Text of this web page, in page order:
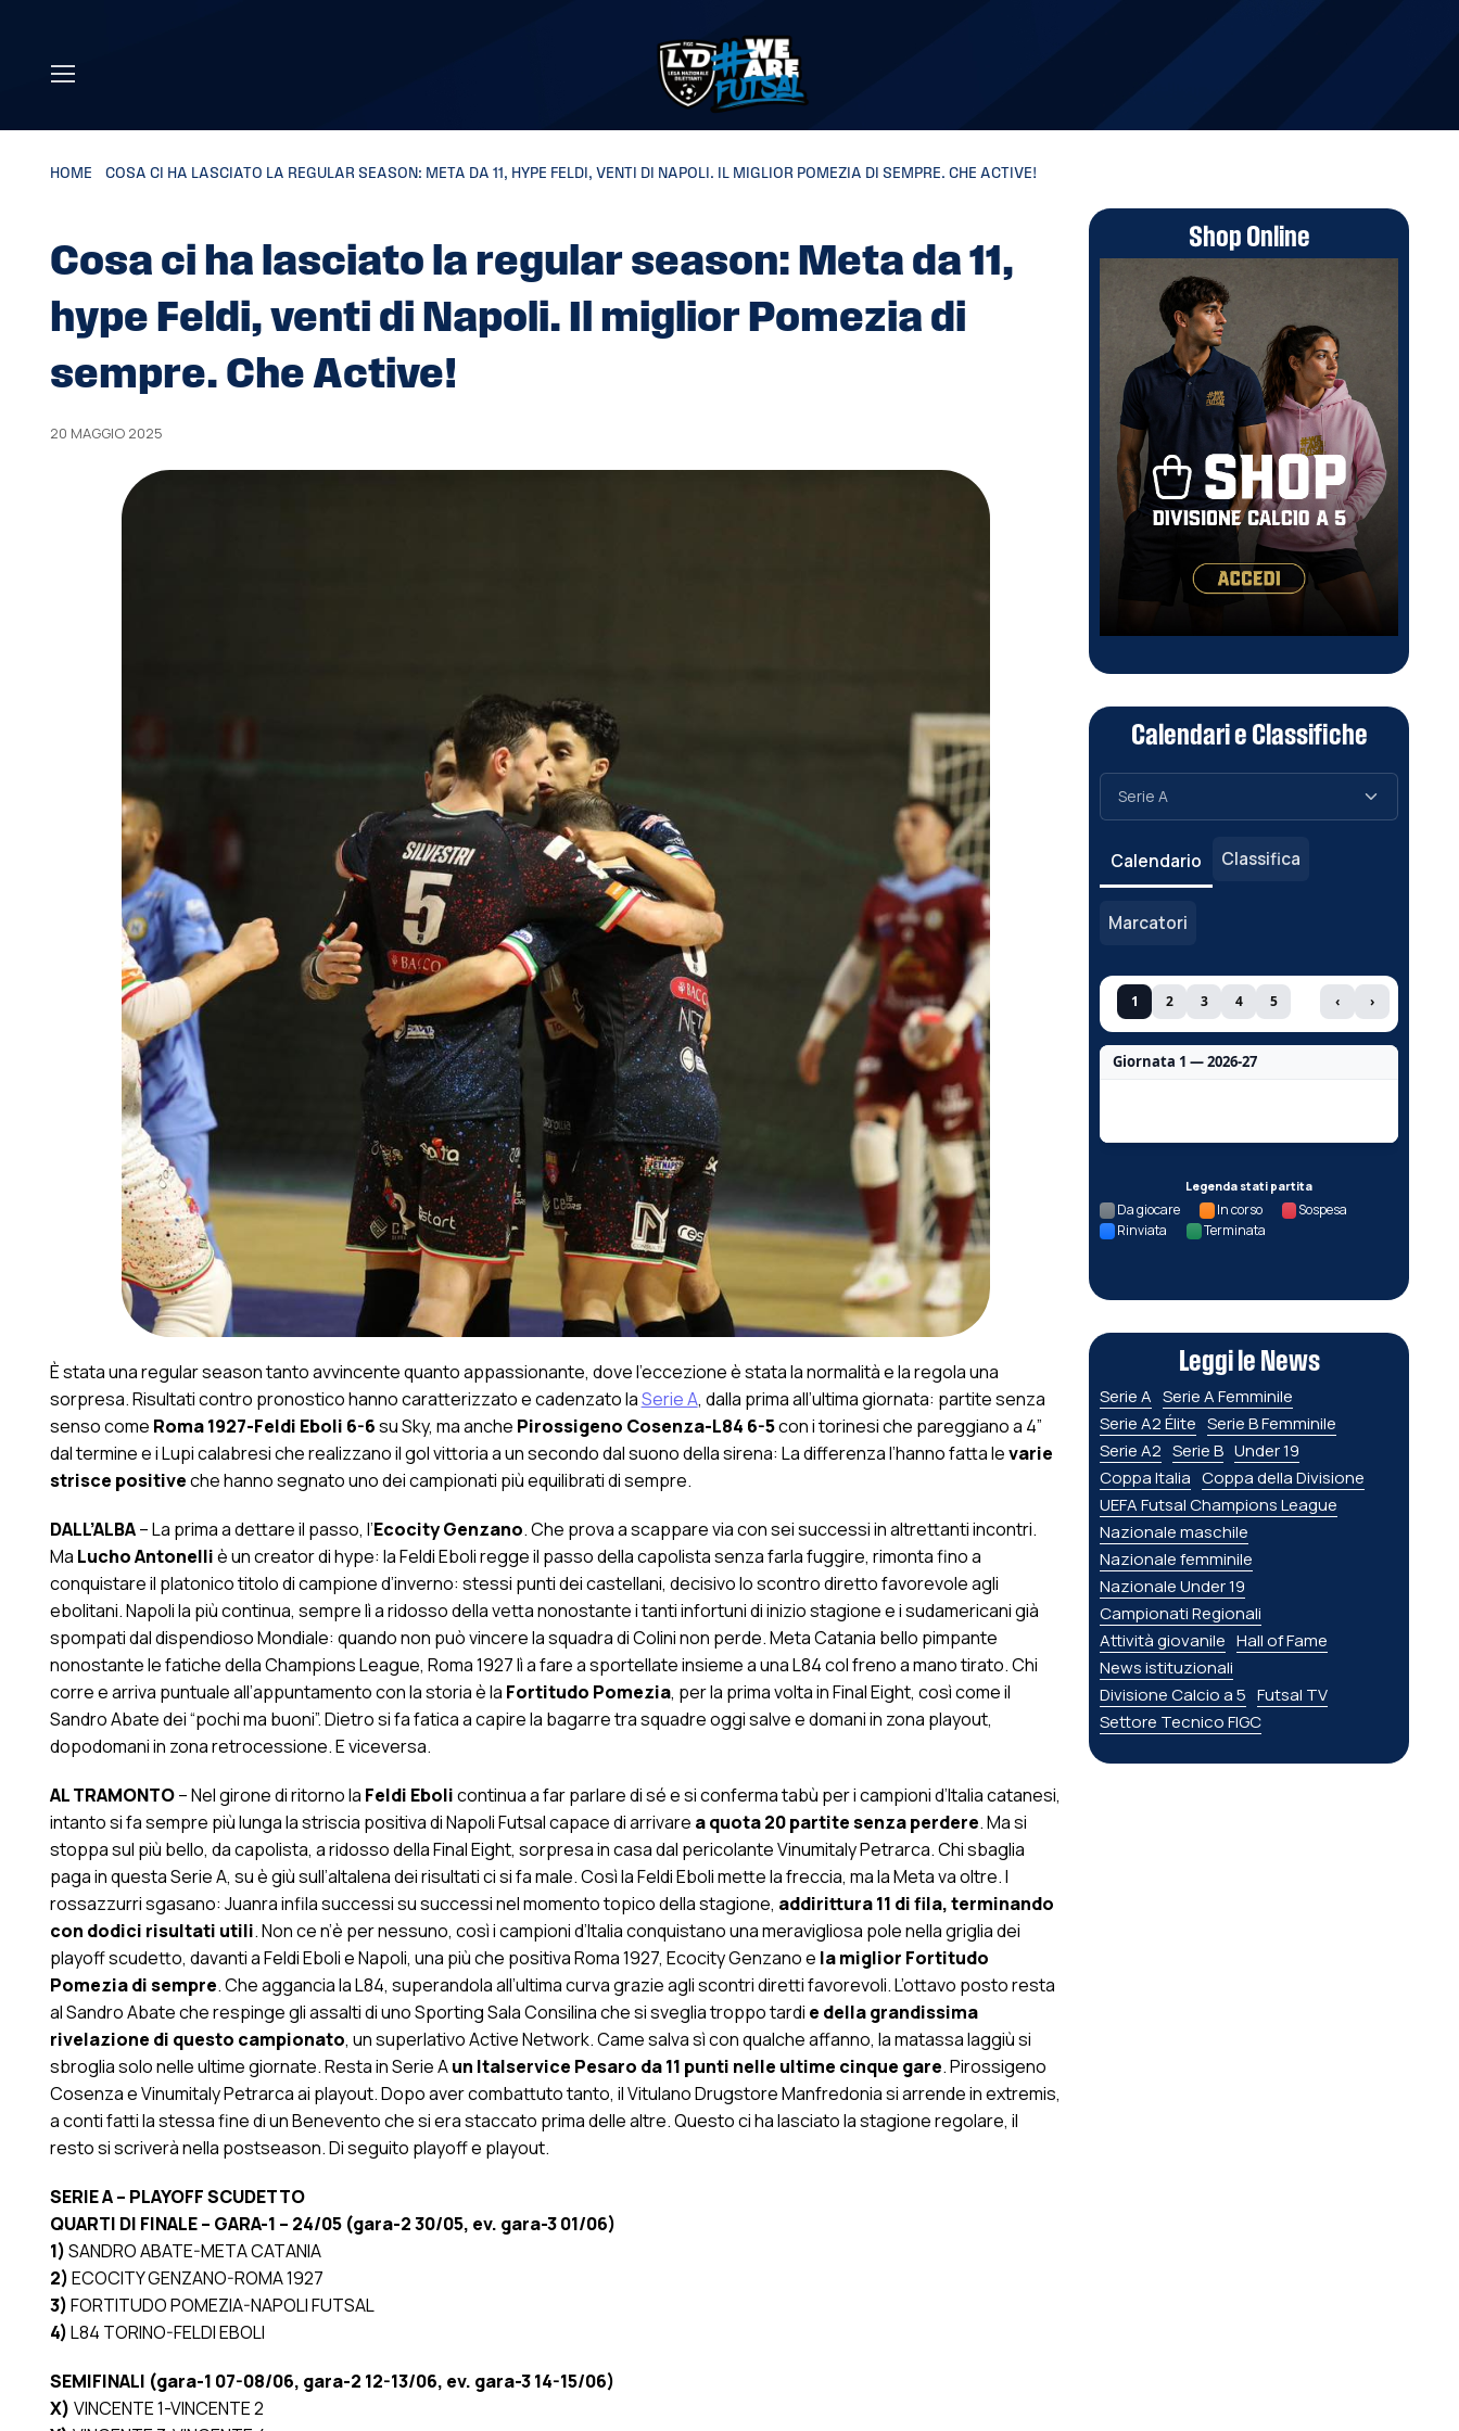
HOME COSA CI HA LASCIATO LA REGULAR SEASON: META DA 11, HYPE FELDI, VENTI DI NAPOLI. IL MIGLIOR POMEZIA DI SEMPRE. CHE ACTIVE!
Cosa ci ha lasciato la regular season: Meta da 11,
hype Feldi, venti di Napoli. Il miglior Pomezia di
sempre. Che Active!
20 MAGGIO 2025
È stata una regular season tanto avvincente quanto appassionante, dove l’eccezione è stata la normalità e la regola una
sorpresa. Risultati contro pronostico hanno caratterizzato e cadenzato laSerie A, dalla prima all’ultima giornata: partite senza
senso come Roma 1927-Feldi Eboli 6-6su Sky, ma anche Pirossigeno Cosenza-L84 6-5con i torinesi che pareggiano a 4”
dal termine e i Lupi calabresi che realizzano il gol vittoria a un secondo dal suono della sirena: La differenza l’hanno fatta levarie
strisce positiveche hanno segnato uno dei campionati più equilibrati di sempre.
DALL’ALBA– La prima a dettare il passo, l’Ecocity Genzano. Che prova a scappare via con sei successi in altrettanti incontri.
Ma Lucho Antonelliè un creator di hype: la Feldi Eboli regge il passo della capolista senza farla fuggire, rimonta fino a
conquistare il platonico titolo di campione d’inverno: stessi punti dei castellani, decisivo lo scontro diretto favorevole agli
ebolitani. Napoli la più continua, sempre lì a ridosso della vetta nonostante i tanti infortuni di inizio stagione e i sudamericani già
spompati dal dispendioso Mondiale: quando non può vincere la squadra di Colini non perde. Meta Catania bello pimpante
nonostante le fatiche della Champions League, Roma 1927 lì a fare a sportellate insieme a una L84 col freno a mano tirato. Chi
corre e arriva puntuale all’appuntamento con la storia è la Fortitudo Pomezia, per la prima volta in Final Eight, così come il
Sandro Abate dei “pochi ma buoni”. Dietro si fa fatica a capire la bagarre tra squadre oggi salve e domani in zona playout,
dopodomani in zona retrocessione. E viceversa.
AL TRAMONTO– Nel girone di ritorno la Feldi Ebolicontinua a far parlare di sé e si conferma tabù per i campioni d’Italia catanesi,
intanto si fa sempre più lunga la striscia positiva di Napoli Futsal capace di arrivare a quota 20 partite senza perdere. Ma si
stoppa sul più bello, da capolista, a ridosso della Final Eight, sorpresa in casa dal pericolante Vinumitaly Petrarca. Chi sbaglia
paga in questa Serie A, su è giù sull’altalena dei risultati ci si fa male. Così la Feldi Eboli mette la freccia, ma la Meta va oltre. I
rossazzurri sgasano: Juanra infila successi su successi nel momento topico della stagione, addirittura 11 di fila, terminando
con dodici risultati utili. Non ce n’è per nessuno, così i campioni d’Italia conquistano una meravigliosa pole nella griglia dei
playoff scudetto, davanti a Feldi Eboli e Napoli, una più che positiva Roma 1927, Ecocity Genzano e la miglior Fortitudo
Pomezia di sempre. Che aggancia la L84, superandola all’ultima curva grazie agli scontri diretti favorevoli. L’ottavo posto resta
al Sandro Abate che respinge gli assalti di uno Sporting Sala Consilina che si sveglia troppo tardi e della grandissima
rivelazione di questo campionato, un superlativo Active Network. Came salva sì con qualche affanno, la matassa laggiù si
sbroglia solo nelle ultime giornate. Resta in Serie Aun Italservice Pesaro da 11 punti nelle ultime cinque gare. Pirossigeno
Cosenza e Vinumitaly Petrarca ai playout. Dopo aver combattuto tanto, il Vitulano Drugstore Manfredonia si arrende in extremis,
a conti fatti la stessa fine di un Benevento che si era staccato prima delle altre. Questo ci ha lasciato la stagione regolare, il
resto si scriverà nella postseason. Di seguito playoff e playout.
SERIE A – PLAYOFF SCUDETTO
QUARTI DI FINALE – GARA-1 – 24/05 (gara-2 30/05, ev. gara-3 01/06)
1)SANDRO ABATE-META CATANIA
2)ECOCITY GENZANO-ROMA 1927
3)FORTITUDO POMEZIA-NAPOLI FUTSAL
4)L84 TORINO-FELDI EBOLI
SEMIFINALI (gara-1 07-08/06, gara-2 12-13/06, ev. gara-3 14-15/06)
X) VINCENTE 1-VINCENTE 2
Shop Online
Calendari e Classifiche
Calendario Classifica
Marcatori
1 2 3 4 5 ‹ ›
Giornata 1 — 2026-27
Legenda stati partita
Da giocare In corso
Sospesa
Rinviata
Terminata
Leggi le News
Serie A Serie A Femminile
Serie A2 Élite Serie B Femminile
Serie A2 Serie B Under 19
Coppa Italia Coppa della Divisione
UEFA Futsal Champions League
Nazionale maschile
Nazionale femminile
Nazionale Under 19
Campionati Regionali
Attività giovanile Hall of Fame
News istituzionali
Divisione Calcio a 5 Futsal TV
Settore Tecnico FIGC